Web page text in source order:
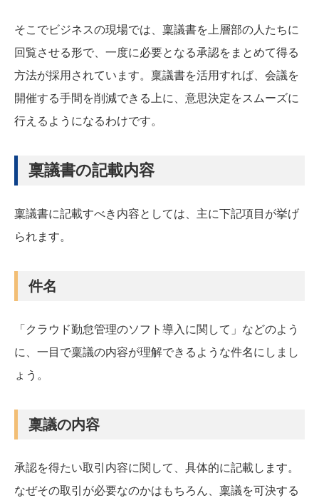
そこでビジネスの現場では、稟議書を上層部の人たちに
回覧させる形で、一度に必要となる承認をまとめて得る
方法が採用されています。稟議書を活用すれば、会議を
開催する手間を削減できる上に、意思決定をスムーズに
行えるようになるわけです。
稟議書の記載内容
稟議書に記載すべき内容としては、主に下記項目が挙げ
られます。
件名
「クラウド勤怠管理のソフト導入に関して」などのよう
に、一目で稟議の内容が理解できるような件名にしまし
ょう。
稟議の内容
承認を得たい取引内容に関して、具体的に記載します。
なぜその取引が必要なのかはもちろん、稟議を可決する